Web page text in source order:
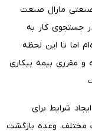
صنعتی مارال صنعت
جستجوی کار به
اما تا این لحظه
و مقرری بیمه بیکاری
شرایط برای
مختلف، وعده بازگشت